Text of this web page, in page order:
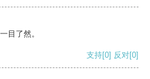
目了然。
支持[0] 反对[0]